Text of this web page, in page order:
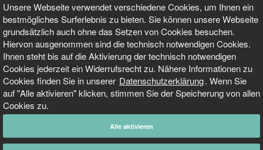
Unsere Webseite verwendet verschiedene Cookies, um Ihnen ein
bestmögliches Surferlebnis zu bieten. Sie können unsere Webseite
grundsätzlich auch ohne das Setzen von Cookies besuchen.
Hiervon ausgenommen sind die technisch notwendigen Cookies.
Ihnen steht bis auf die Aktivierung der technisch notwendigen
Cookies jederzeit ein Widerrufsrecht zu. Nähere Informationen zu
Cookies finden Sie in unserer Datenschutzerklärung. Wenn Sie
auf "Alle aktivieren" klicken, stimmen Sie der Speicherung von allen
Cookies zu.
Alle aktivieren
GEPRÜFT UND ZERTIFIZIERT
AKTUELLE NACHRICHTEN
TARIFO.DE